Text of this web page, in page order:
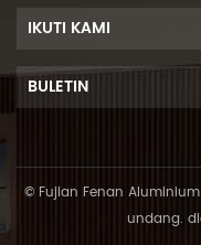
IKUTI KAMI
BULETIN
© Fujian Fenan
undang.